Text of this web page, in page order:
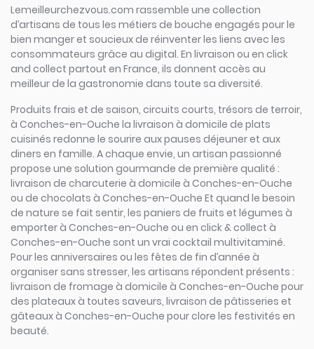
Lemeilleurchezvous.com rassemble une collection
d’artisans de tous les métiers de bouche engagés pour le
bien manger et soucieux de réinventer les liens avec les
consommateurs grâce au digital. En livraison ou en click
and collect partout en France, ils donnent accès au
meilleur de la gastronomie dans toute sa diversité.
Produits frais et de saison, circuits courts, trésors de terroir,
à Conches-en-Ouche la livraison à domicile de plats
cuisinés redonne le sourire aux pauses déjeuner et aux
diners en famille. A chaque envie, un artisan passionné
propose une solution gourmande de première qualité :
livraison de charcuterie à domicile à Conches-en-Ouche
ou de chocolats à Conches-en-Ouche Et quand le besoin
de nature se fait sentir, les paniers de fruits et légumes à
emporter à Conches-en-Ouche ou en click & collect à
Conches-en-Ouche sont un vrai cocktail multivitaminé.
Pour les anniversaires ou les fêtes de fin d’année à
organiser sans stresser, les artisans répondent présents :
livraison de fromage à domicile à Conches-en-Ouche pour
des plateaux à toutes saveurs, livraison de pâtisseries et
gâteaux à Conches-en-Ouche pour clore les festivités en
beauté.